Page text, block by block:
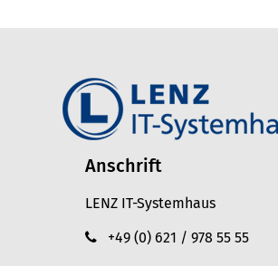
Anschrift
LENZ IT-Systemhaus
+49 (0) 621 / 978 55 55